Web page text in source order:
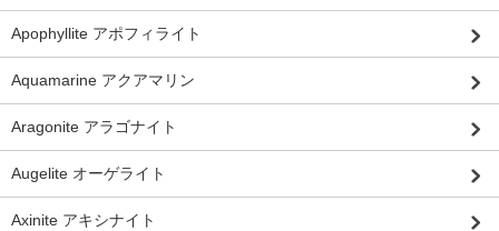
Apophyllite アポフィライト
Aquamarine アクアマリン
Aragonite アラゴナイト
Augelite オーゲライト
Axinite アキシナイト